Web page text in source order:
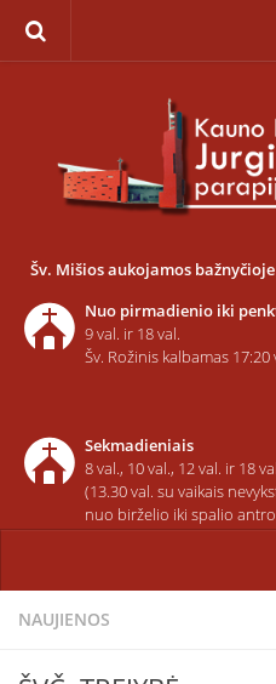
Įkūrimas
Paveikslas „Švč. Mergelės
Statistika
Raštinė
Kontaktai ir rekvizitai
Dvasininkai
Bažnyčios statyba
Šv. Mišios aukojamos bažnyčioje
Nuo pirmadienio iki
9 val. ir 18 val.
Šv. Rožinis kalbamas 17:20
Sekmadieniais
8 val., 10 val., 12 val. ir 18
(13.30 val. su vaikais
nuo birželio iki spalio
Sakramentai ir patarnavimai
NAUJIENOS